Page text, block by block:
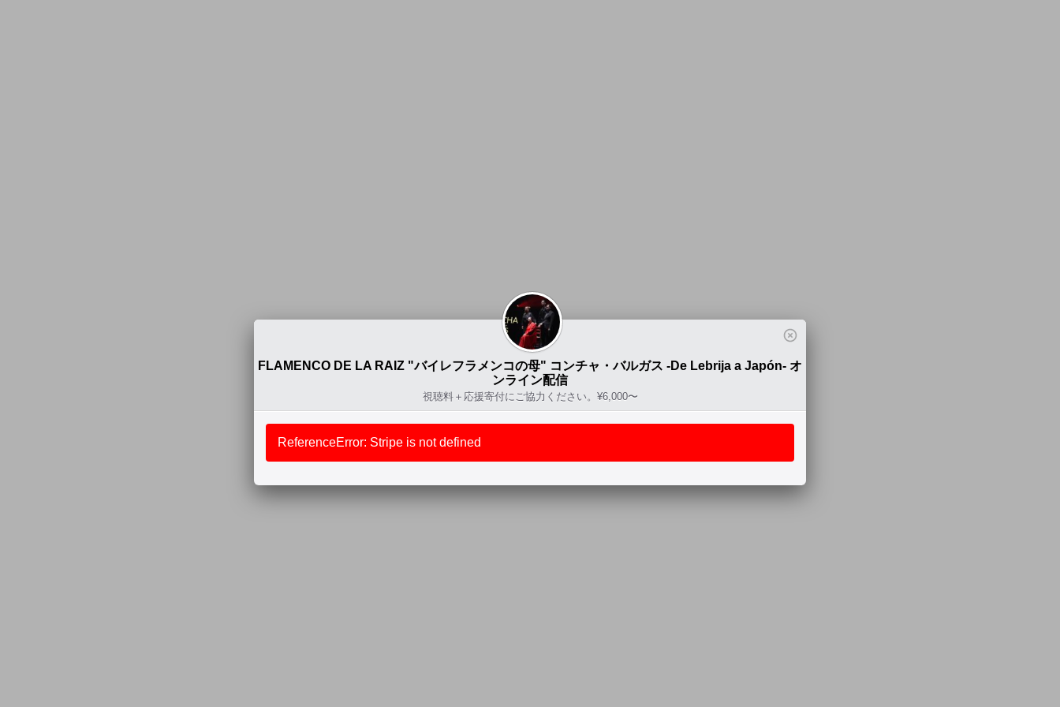
FLAMENCO DE LA RAIZ "バイレフラメンコの母" コンチャ・バルガス -De Lebrija a Japón- オ
ンライン配信
視聴料＋応援寄付にご協力ください。¥6,000〜
ReferenceError: Stripe is not defined